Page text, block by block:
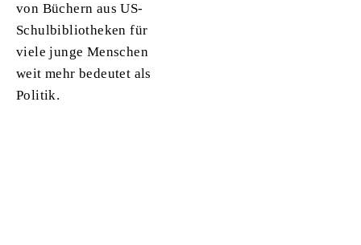
von Büchern aus US-
Schulbibliotheken für
viele junge Menschen
weit mehr bedeutet als
Politik.